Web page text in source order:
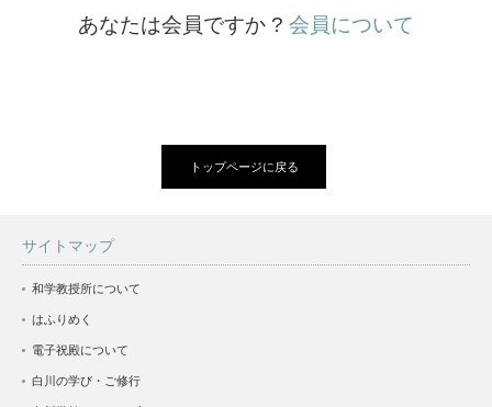
あなたは会員ですか ? 会員について
トップページに戻る
サイトマップ
和学教授所について
はふりめく
電子祝殿について
白川の学び・ご修行